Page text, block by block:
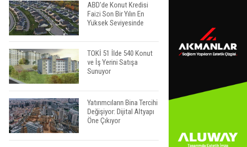
ABD'de Konut Kredisi
Faizi Son Bir Yılın En
Yüksek Seviyesinde
TOKİ 51 İlde 540 Konut
ve İş Yerini Satışa
Sunuyor
Yatırımcıların Bina Tercihi
Değişiyor: Dijital Altyapı
Öne Çıkıyor